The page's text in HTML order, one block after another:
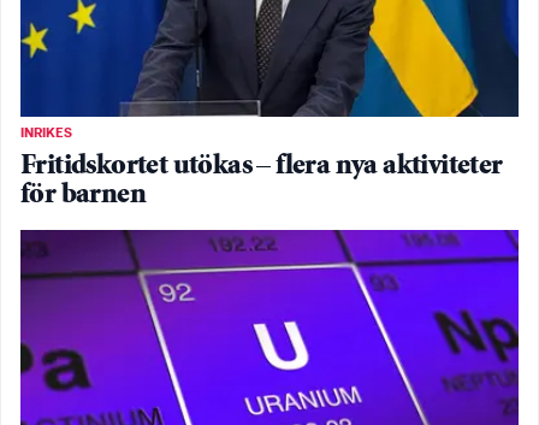
INRIKES
Fritidskortet utökas – flera nya aktiviteter
för barnen